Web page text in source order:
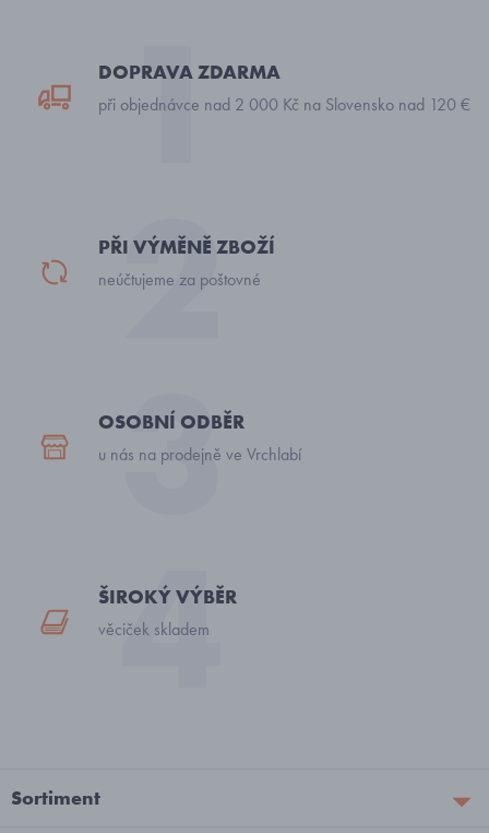
DOPRAVA ZDARMA
při objednávce nad 2 000 Kč na Slovensko nad 120 €
PŘI VÝMĚNĚ ZBOŽÍ
neúčtujeme za poštovné
OSOBNÍ ODBĚR
u nás na prodejně ve Vrchlabí
ŠIROKÝ VÝBĚR
věciček skladem
Sortiment